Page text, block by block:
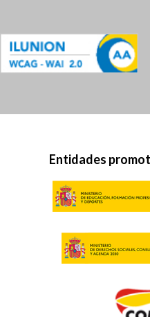
Entidades